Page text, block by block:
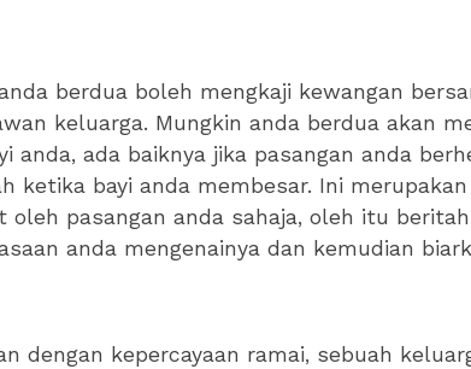
berdua boleh mengkaji kewangan
keluarga. Mungkin anda berdua akan
anda, ada baiknya jika pasangan anda
ketika bayi anda membesar. Ini
oleh pasangan anda sahaja, oleh itu
anda mengenainya dan kemudian
dengan kepercayaan ramai, sebuah